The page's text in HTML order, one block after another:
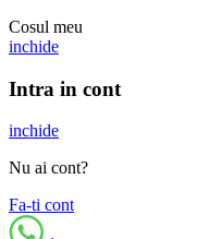
Cosul meu
inchide
Intra in cont
inchide
Nu ai cont?
Fa-ti cont